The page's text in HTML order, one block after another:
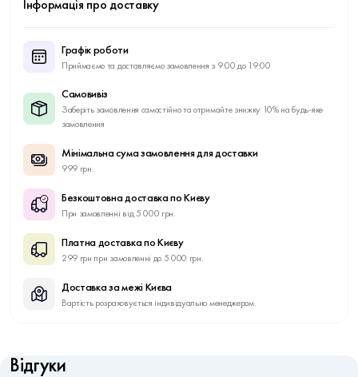
Інформація про доставку
Графік роботи
Приймаємо та доставляємо замовлення з 9:00 до 19:00
Самовивіз
Заберіть замовлення самостійно та отримайте знижку 10% на будь-яке
замовлення
Мінімальна сума замовлення для доставки
999 грн.
Безкоштовна доставка по Києву
При замовленні від 5 000 грн.
Платна доставка по Києву
299 грн при замовленні до 5 000 грн.
Доставка за межі Києва
Вартість розраховується індивідуально менеджером.
Відгуки